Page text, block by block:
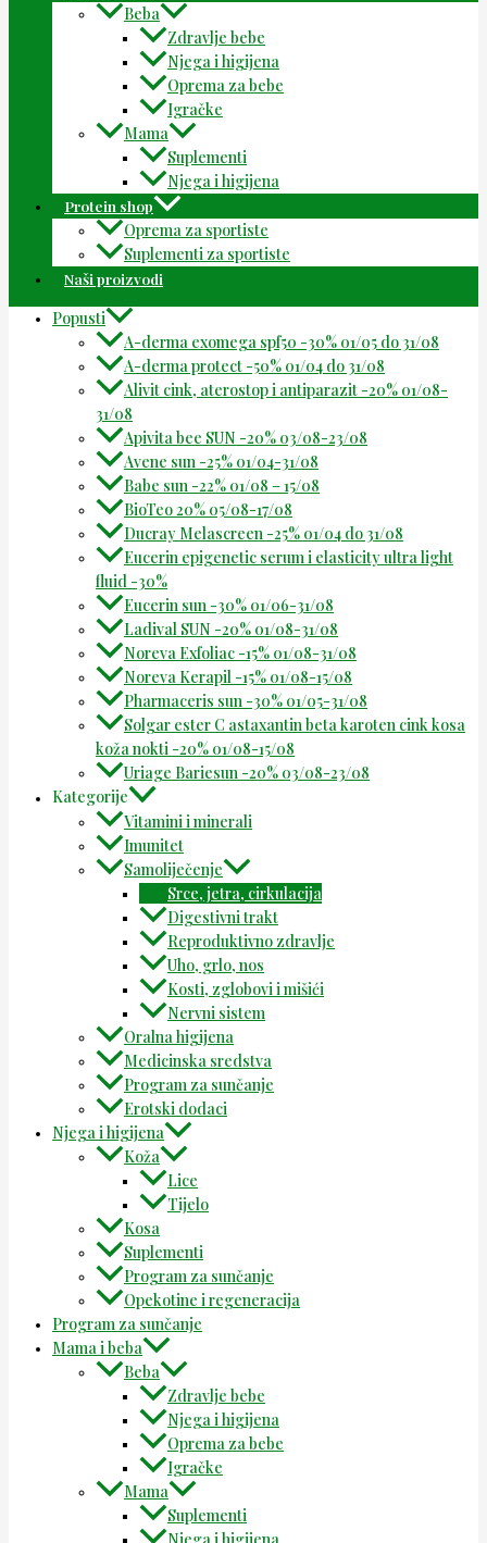
Beba
Zdravlje bebe
Njega i higijena
Oprema za bebe
Igračke
Mama
Suplementi
Njega i higijena
Protein shop
Oprema za sportiste
Suplementi za sportiste
Naši proizvodi
Popusti
A-derma exomega spf50 -30% 01/05 do 31/08
A-derma protect -50% 01/04 do 31/08
Alivit cink, aterostop i antiparazit -20% 01/08-
31/08
Apivita bee SUN -20% 03/08-23/08
Avene sun -25% 01/04-31/08
Babe sun -22% 01/08 – 15/08
BioTeo 20% 05/08-17/08
Ducray Melascreen -25% 01/04 do 31/08
Eucerin epigenetic serum i elasticity ultra light
fluid -30%
Eucerin sun -30% 01/06-31/08
Ladival SUN -20% 01/08-31/08
Noreva Exfoliac -15% 01/08-31/08
Noreva Kerapil -15% 01/08-15/08
Pharmaceris sun -30% 01/05-31/08
Solgar ester C astaxantin beta karoten cink kosa
koža nokti -20% 01/08-15/08
Uriage Bariesun -20% 03/08-23/08
Kategorije
Vitamini i minerali
Imunitet
Samoliječenje
Srce, jetra, cirkulacija
Digestivni trakt
Reproduktivno zdravlje
Uho, grlo, nos
Kosti, zglobovi i mišići
Nervni sistem
Oralna higijena
Medicinska sredstva
Program za sunčanje
Erotski dodaci
Njega i higijena
Koža
Lice
Tijelo
Kosa
Suplementi
Program za sunčanje
Opekotine i regeneracija
Program za sunčanje
Mama i beba
Beba
Zdravlje bebe
Njega i higijena
Oprema za bebe
Igračke
Mama
Suplementi